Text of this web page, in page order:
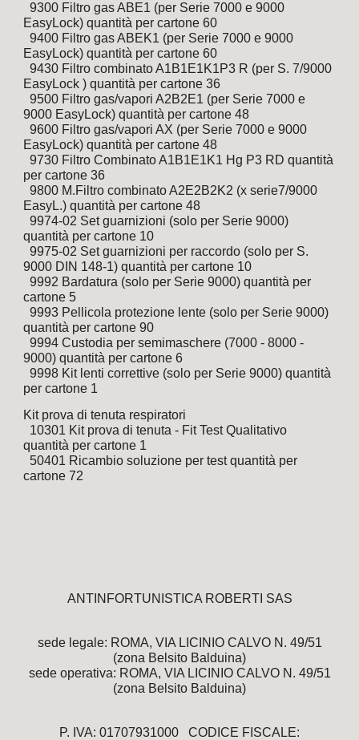
  9300 Filtro gas ABE1 (per Serie 7000 e 9000
EasyLock) quantità per cartone 60
  9400 Filtro gas ABEK1 (per Serie 7000 e 9000
EasyLock) quantità per cartone 60
  9430 Filtro combinato A1B1E1K1P3 R (per S. 7/9000
EasyLock ) quantità per cartone 36
  9500 Filtro gas/vapori A2B2E1 (per Serie 7000 e
9000 EasyLock) quantità per cartone 48
  9600 Filtro gas/vapori AX (per Serie 7000 e 9000
EasyLock) quantità per cartone 48
  9730 Filtro Combinato A1B1E1K1 Hg P3 RD quantità
per cartone 36
  9800 M.Filtro combinato A2E2B2K2 (x serie7/9000
EasyL.) quantità per cartone 48
  9974-02 Set guarnizioni (solo per Serie 9000)
quantità per cartone 10
  9975-02 Set guarnizioni per raccordo (solo per S.
9000 DIN 148-1) quantità per cartone 10
  9992 Bardatura (solo per Serie 9000) quantità per
cartone 5
  9993 Pellicola protezione lente (solo per Serie 9000)
quantità per cartone 90
  9994 Custodia per semimaschere (7000 - 8000 -
9000) quantità per cartone 6
  9998 Kit lenti correttive (solo per Serie 9000) quantità
per cartone 1
Kit prova di tenuta respiratori
quantità per cartone 1
  50401 Ricambio soluzione per test quantità per
cartone 72
ANTINFORTUNISTICA ROBERTI SAS
sede legale: ROMA, VIA LICINIO CALVO N. 49/51
(zona Belsito Balduina)
sede operativa: ROMA, VIA LICINIO CALVO N. 49/51
(zona Belsito Balduina)
P. IVA: 01707931000 CODICE FISCALE: